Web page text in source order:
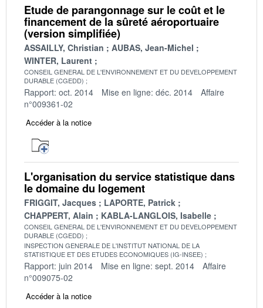
Etude de parangonnage sur le coût et le
financement de la sûreté aéroportuaire
(version simplifiée)
ASSAILLY, Christian
AUBAS, Jean-Michel
WINTER, Laurent
CONSEIL GENERAL DE L'ENVIRONNEMENT ET DU DEVELOPPEMENT
DURABLE (CGEDD)
Rapport: oct. 2014 Mise en ligne: déc. 2014
Affaire
n°009361-02
Accéder à la notice
L'organisation du service statistique dans
le domaine du logement
FRIGGIT, Jacques
LAPORTE, Patrick
CHAPPERT, Alain
KABLA-LANGLOIS, Isabelle
CONSEIL GENERAL DE L'ENVIRONNEMENT ET DU DEVELOPPEMENT
DURABLE (CGEDD)
INSPECTION GENERALE DE L'INSTITUT NATIONAL DE LA
STATISTIQUE ET DES ETUDES ECONOMIQUES (IG-INSEE)
Rapport: juin 2014 Mise en ligne: sept. 2014
Affaire
n°009075-02
Accéder à la notice